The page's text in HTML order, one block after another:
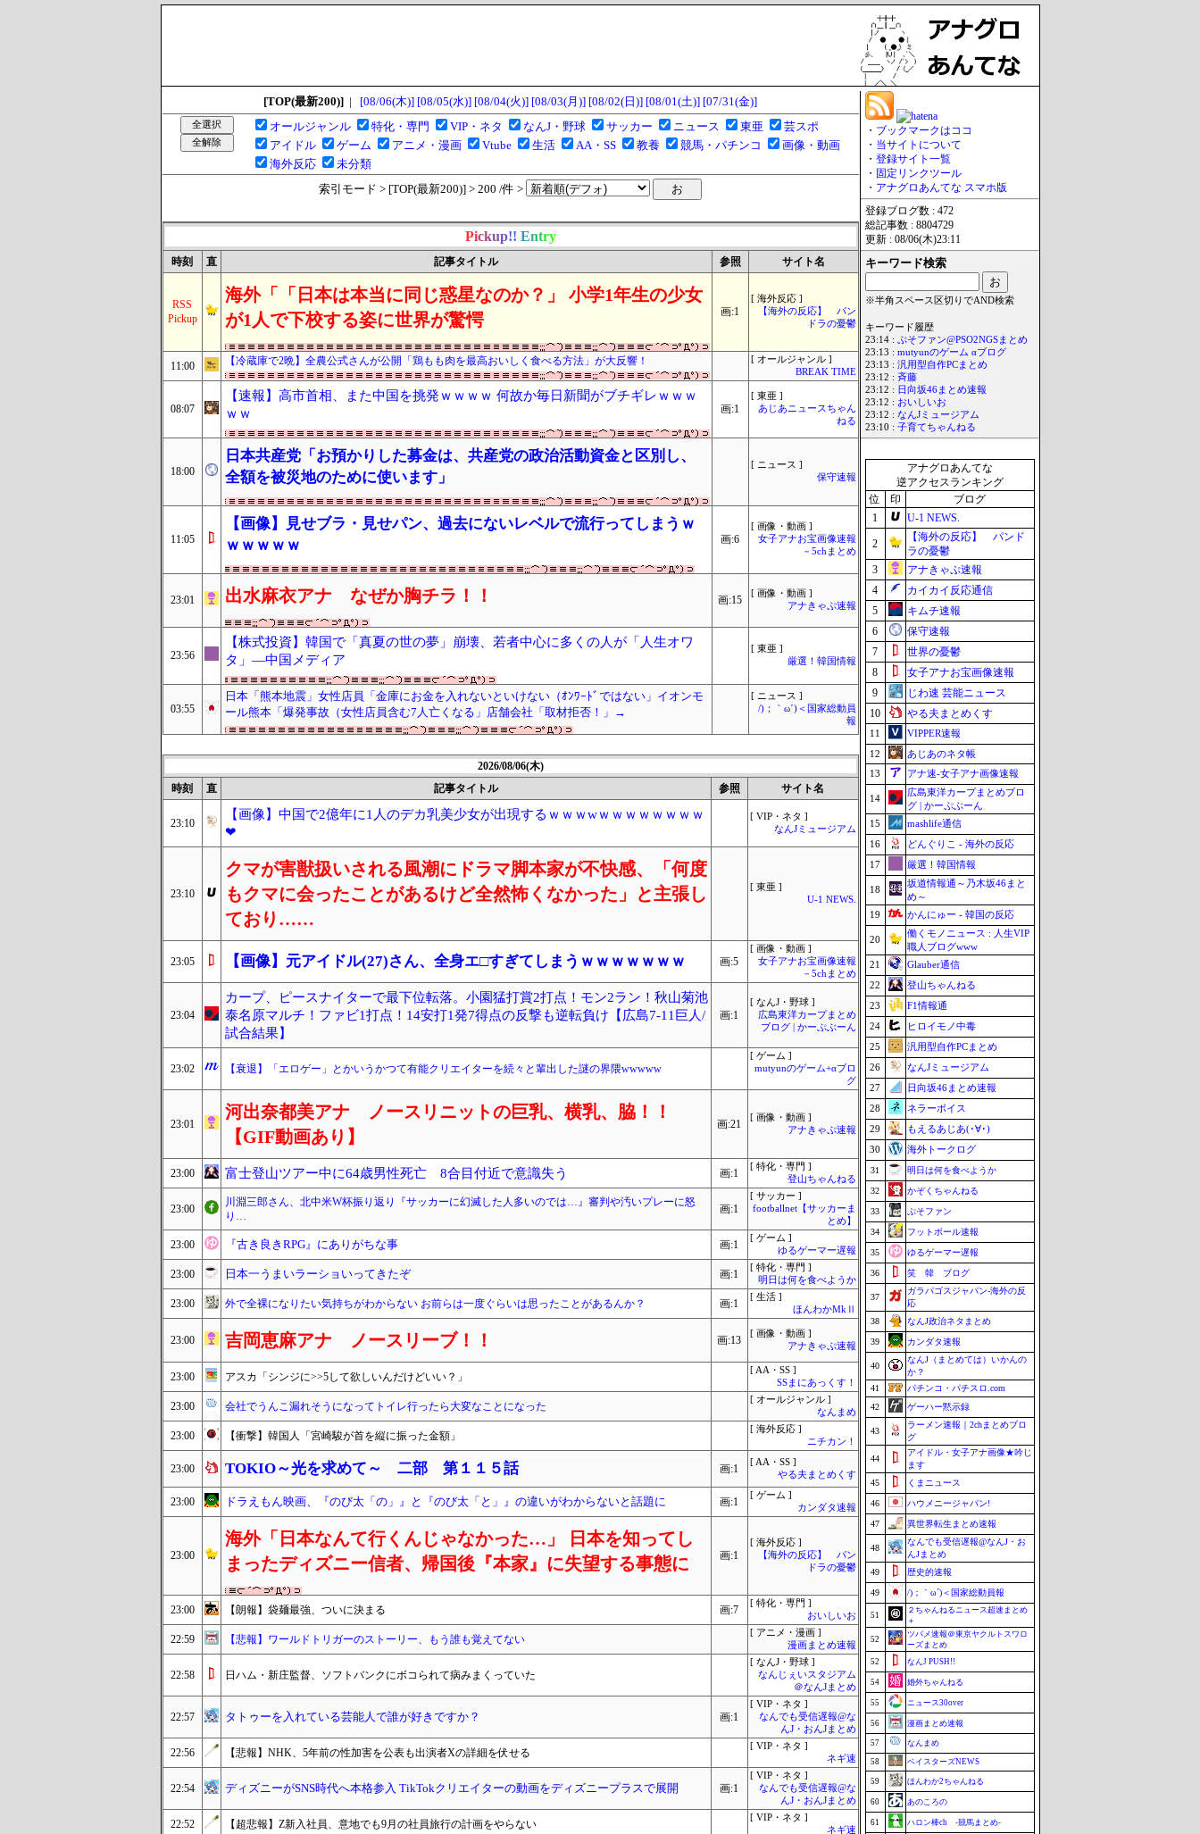
[TOP(最新200)] | [08/06(木)] [08/05(水)] [08/04(火)] [08/03(月)] [08/02(日)] [08/01(土)] [07/31(金)]
オールジャンル
特化・専門 VIP・ネタ なんJ・野球 サッカー ニュース 東亜
芸スポ
アイドル
ゲーム アニメ・漫画 Vtube 生活 AA・SS 教養 競馬・パチンコ
画像・動画
海外反応
未分類
索引モード > [TOP(最新200)] > 200 /件 >
Pickup!! Entry
時刻 直 記事タイトル 参照 サイト名
RSS
Pickup
海外「「日本は本当に同じ惑星なのか？」 小学1年生の少女
が1人で下校する姿に世界が驚愕
画:1
[ 海外反応 ]
【海外の反応】 パン
ドラの憂鬱
11:00 【冷蔵庫で2晩】全農公式さんが公開「鶏もも肉を最高おいしく食べる方法」が大反響！
[ オールジャンル ]
BREAK TIME
08:07
【速報】高市首相、また中国を挑発ｗｗｗｗ 何故か毎日新聞がブチギレｗｗｗ
ｗｗ
画:1
[ 東亜 ]
あじあニュースちゃん
ねる
18:00
日本共産党「お預かりした募金は、共産党の政治活動資金と区別し、
全額を被災地のために使います」
[ ニュース ]
保守速報
11:05
【画像】見せブラ・見せパン、過去にないレベルで流行ってしまうｗ
ｗｗｗｗｗ
画:6
[ 画像・動画 ]
女子アナお宝画像速報
－5chまとめ
23:01 出水麻衣アナ なぜか胸チラ！！ 画:15
[ 画像・動画 ]
アナきゃぷ速報
23:56
【株式投資】韓国で「真夏の世の夢」崩壊、若者中心に多くの人が「人生オワ
タ」―中国メディア
[ 東亜 ]
厳選！韓国情報
03:55
日本「熊本地震」女性店員「金庫にお金を入れないといけない（ｵﾝﾜｰﾄﾞではない」イオンモ
ール熊本「爆発事故（女性店員含む7人亡くなる」店舗会社「取材拒否！」→
[ ニュース ]
/)；｀ω´)＜国家総動員
報
2026/08/06(木)
時刻
直 記事タイトル 参照 サイト名
23:10
【画像】中国で2億年に1人のデカ乳美少女が出現するｗｗｗwｗｗｗｗｗｗｗｗ
❤
[ VIP・ネタ ]
なんJミュージアム
23:10
クマが害獣扱いされる風潮にドラマ脚本家が不快感、「何度
もクマに会ったことがあるけど全然怖くなかった」と主張し
ており……
[ 東亜 ]
U-1 NEWS.
23:05 【画像】元アイドル(27)さん、全身エ□すぎてしまうｗｗｗｗｗｗｗ 画:5
[ 画像・動画 ]
女子アナお宝画像速報
－5chまとめ
23:04
カープ、ピースナイターで最下位転落。小園猛打賞2打点！モン2ラン！秋山菊池
泰名原マルチ！ファビ1打点！14安打1発7得点の反撃も逆転負け【広島7-11巨人/
試合結果】
画:1
[ なんJ・野球 ]
広島東洋カープまとめ
ブログ | かーぷぶーん
23:02 【衰退】「エロゲー」とかいうかつて有能クリエイターを続々と輩出した謎の界隈wwwww
[ ゲーム ]
mutyunのゲーム+αブロ
グ
23:01
河出奈都美アナ ノースリニットの巨乳、横乳、脇！！
【GIF動画あり】
画:21
[ 画像・動画 ]
アナきゃぷ速報
23:00 富士登山ツアー中に64歳男性死亡 8合目付近で意識失う 画:1
[ 特化・専門 ]
登山ちゃんねる
23:00
川淵三郎さん、北中米W杯振り返り『サッカーに幻滅した人多いのでは…』審判や汚いプレーに怒
り…
画:1
[ サッカー ]
footballnet【サッカーま
とめ】
23:00 『古き良きRPG』にありがちな事 画:1
[ ゲーム ]
ゆるゲーマー遅報
23:00 日本一うまいラーショいってきたぞ 画:1
[ 特化・専門 ]
明日は何を食べようか
23:00 外で全裸になりたい気持ちがわからない お前らは一度ぐらいは思ったことがあるんか？ 画:1
[ 生活 ]
ほんわかMkⅡ
23:00 吉岡恵麻アナ ノースリーブ！！ 画:13
[ 画像・動画 ]
アナきゃぷ速報
23:00 アスカ「シンジに>>5して欲しいんだけどいい？」
[ AA・SS ]
SSまにあっくす！
23:00 会社でうんこ漏れそうになってトイレ行ったら大変なことになった
[ オールジャンル ]
なんまめ
23:00 【衝撃】韓国人「宮崎駿が首を縦に振った金額」
[ 海外反応 ]
ニチカン！
23:00 TOKIO～光を求めて～ 二部 第１１５話 画:1
[ AA・SS ]
やる夫まとめくす
23:00 ドラえもん映画、『のび太「の」』と『のび太「と」』の違いがわからないと話題に 画:1
[ ゲーム ]
カンダタ速報
23:00
海外「日本なんて行くんじゃなかった…」 日本を知ってし
まったディズニー信者、帰国後『本家』に失望する事態に
画:1
[ 海外反応 ]
【海外の反応】 パン
ドラの憂鬱
23:00 【朗報】袋麺最強、ついに決まる 画:7
[ 特化・専門 ]
おいしいお
22:59 【悲報】ワールドトリガーのストーリー、もう誰も覚えてない
[ アニメ・漫画 ]
漫画まとめ速報
22:58 日ハム・新庄監督、ソフトバンクにボコられて病みまくっていた
[ なんJ・野球 ]
なんじぇいスタジアム
＠なんJまとめ
22:57 タトゥーを入れている芸能人で誰が好きですか？ 画:1
[ VIP・ネタ ]
なんでも受信遅報@な
んJ・おんJまとめ
22:56 【悲報】NHK、5年前の性加害を公表も出演者Xの詳細を伏せる
[ VIP・ネタ ]
ネギ速
22:54 ディズニーがSNS時代へ本格参入 TikTokクリエイターの動画をディズニープラスで展開 画:1
[ VIP・ネタ ]
なんでも受信遅報@な
んJ・おんJまとめ
22:52 【超悲報】Z新入社員、意地でも9月の社員旅行の計画をやらない
[ VIP・ネタ ]
ネギ速
・ ブックマークはココ
・ 当サイトについて
・ 登録サイト一覧
・ 固定リンクツール
・ アナグロあんてな スマホ版
登録ブログ数 : 472
総記事数 : 8804729
更新 : 08/06(木)23:11
キーワード検索
※半角スペース区切りでAND検索
キーワード履歴
23:14 : ぷそファン@PSO2NGSまとめ
23:13 : mutyunのゲーム αブログ
23:13 : 汎用型自作PCまとめ
23:12 : 斉藤
23:12 : 日向坂46まとめ速報
23:12 : おいしいお
23:12 : なんJミュージアム
23:10 : 子育てちゃんねる
アナグロあんてな
逆アクセスランキング
位
印
ブログ
1
U-1 NEWS.
2
【海外の反応】 パンド
ラの憂鬱
3
アナきゃぷ速報
4
カイカイ反応通信
5
キムチ速報
6
保守速報
7
世界の憂鬱
8
女子アナお宝画像速報
9
じわ速 芸能ニュース
10
やる夫まとめくす
11
VIPPER速報
12
あじあのネタ帳
13
アナ速‐女子アナ画像速報
14
広島東洋カープまとめブロ
グ | かーぷぶーん
15
mashlife通信
16
どんぐりこ - 海外の反応
17
厳選！韓国情報
18
坂道情報通～乃木坂46まと
め～
19
かんにゅー - 韓国の反応
20
働くモノニュース : 人生VIP
職人ブログwww
21
Glauber通信
22
登山ちゃんねる
23
F1情報通
24
ヒロイモノ中毒
25
汎用型自作PCまとめ
26
なんJミュージアム
27
日向坂46まとめ速報
28
ネラーボイス
29
もえるあじあ(･∀･)
30
海外トークログ
31 明日は何を食べようか
32 かぞくちゃんねる
33 ぷそファン
34 フットボール速報
35 ゆるゲーマー遅報
36 笑 韓 ブログ
37
ガラパゴスジャパン-海外の反
応
38
なんJ政治ネタまとめ
39 カンダタ速報
40
なんJ（まとめては）いかんの
か？
41
パチンコ・パチスロ.com
42
ゲーハー黙示録
43
ラーメン速報｜2chまとめブロ
グ
44
アイドル・女子アナ画像★吟じ
ます
45
くまニュース
46 ハウメニージャパン!
47 異世界転生まとめ速報
48
なんでも受信遅報@なんJ・お
んJまとめ
49
歴史的速報
49 /)；｀ω´)＜国家総動員報
51
２ちゃんねるニュース超速まとめ
＋
52
ツバメ速報＠東京ヤクルトスワロ
ーズまとめ
52
なんJ PUSH!!
54 婚外ちゃんねる
55 ニュース30over
56 漫画まとめ速報
57 なんまめ
58 ベイスターズNEWS
59 ほんわか2ちゃんねる
60 あのころの
61 ハロン棒ch -競馬まとめ-